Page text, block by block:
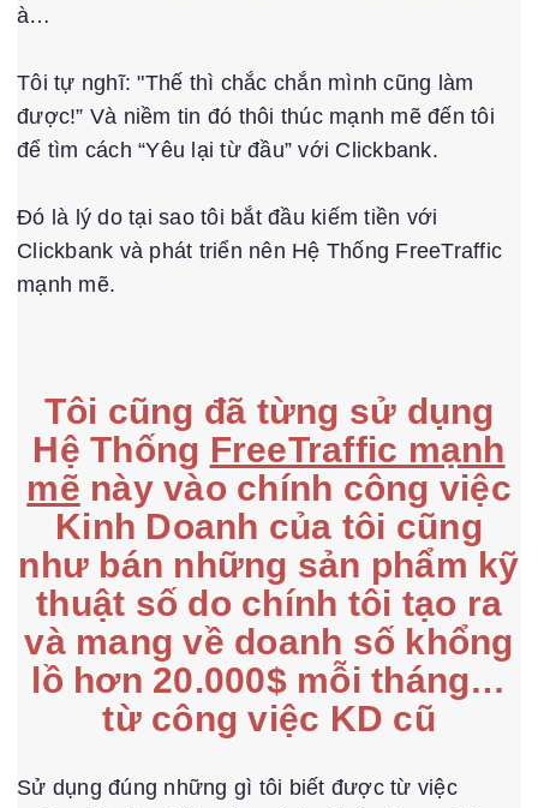
à…
Tôi tự nghĩ: "Thế thì chắc chắn mình cũng làm
được!” Và niềm tin đó thôi thúc mạnh mẽ đến tôi
để tìm cách “Yêu lại từ đầu” với Clickbank.
Đó là lý do tại sao tôi bắt đầu kiếm tiền với
Clickbank và phát triển nên Hệ Thống FreeTraffic
mạnh mẽ.
Tôi cũng đã từng sử dụng
Hệ Thống FreeTraffic mạnh
mẽ này vào chính công việc
Kinh Doanh của tôi cũng
như bán những sản phẩm kỹ
thuật số do chính tôi tạo ra
và mang về doanh số khổng
lồ hơn 20.000$ mỗi tháng…
từ công việc KD cũ
Sử dụng đúng những gì tôi biết được từ việc